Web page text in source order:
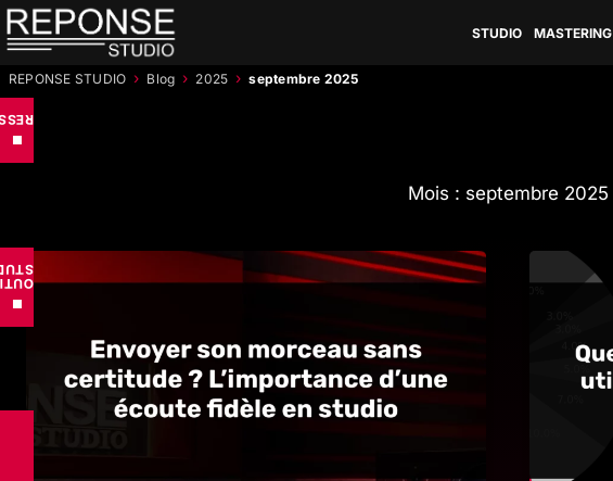
Aller
au
STUDIO MASTERING
REPONSE STUDIO › Blog › 2025 › septembre 2025
Mois : septembre 2025
■
■